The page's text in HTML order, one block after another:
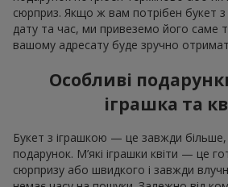
сюрприз. Якщо ж вам потрібен букет
дату та час, ми привеземо його саме
вашому адресату буде зручно
Особливі
іграшка та
Букет з іграшкою — це завжди
подарунок. М’які іграшки квіти — це
сюрпризу або швидкого і завжди